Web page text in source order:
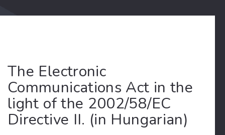
The Electronic
Communications Act in the
light of the 2002/58/EC
Directive II. (in Hungarian)